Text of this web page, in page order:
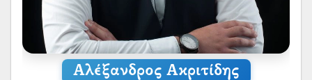
Αλέξανδρος Ακριτίδης